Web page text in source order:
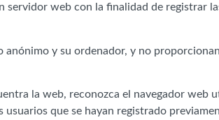
web con la finalidad de registrar
y su ordenador, y no
la web, reconozca el navegador web
que se hayan registrado